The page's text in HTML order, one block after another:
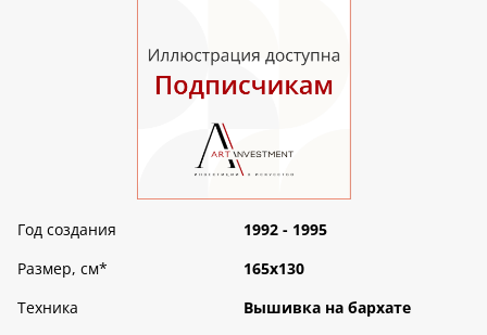
Год создания
1992 - 1995
Размер, см*
165х130
Техника
Вышивка на бархате